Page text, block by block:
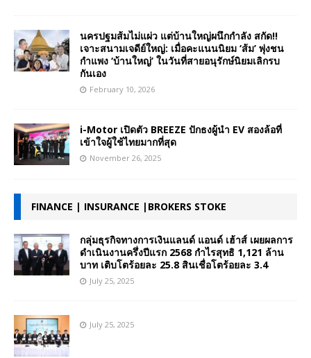
นครปฐมส้มไม่แผ่ว แต่บ้านใหญ่ผนึกกำลัง สกัด!!
เจาะสนามเจดีย์ใหญ่: เมื่อคะแนนนิยม ‘ส้ม’ พุ่งชน
กำแพง ‘บ้านใหญ่’ ในวันที่สายอนุรักษ์นิยมเลิกรบ
กันเอง
February 10, 2026
i-Motor เปิดตัว BREEZE ปักธงผู้นำ EV สองล้อที่
เข้าใจผู้ใช้ไทยมากที่สุด
November 26, 2025
FINANCE | INSURANCE |BROKERS STOKE
กลุ่มธุรกิจทางการเงินแลนด์ แอนด์ เฮ้าส์ เผยผลการ
ดำเนินงานครึ่งปีแรก 2568 กำไรสุทธิ 1,121 ล้าน
บาท เติบโตร้อยละ 25.8 สินเชื่อโตร้อยละ 3.4
July 25, 2025
July 25, 2025